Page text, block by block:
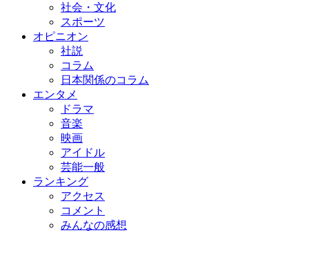
社会・文化
スポーツ
オピニオン
社説
コラム
日本関係のコラム
エンタメ
ドラマ
音楽
映画
アイドル
芸能一般
ランキング
アクセス
コメント
みんなの感想